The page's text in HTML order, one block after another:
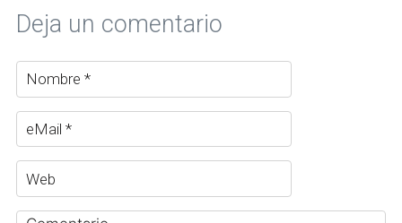
Deja un comentario